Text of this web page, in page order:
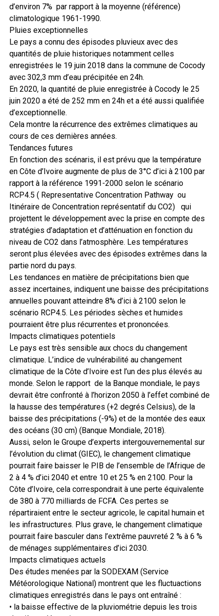
d’environ 7% par rapport à la moyenne (référence)
climatologique 1961-1990.
Pluies exceptionnelles
Le pays a connu des épisodes pluvieux avec des
quantités de pluie historiques notamment celles
enregistrées le 19 juin 2018 dans la commune de Cocody
avec 302,3 mm d’eau précipitée en 24h.
En 2020, la quantité de pluie enregistrée à Cocody le 25
juin 2020 a été de 252 mm en 24h et a été aussi qualifiée
d’exceptionnelle.
Cela montre la récurrence des extrêmes climatiques au
cours de ces dernières années.
Tendances futures
En fonction des scénaris, il est prévu que la température
en Côte d’Ivoire augmente de plus de 3°C d’ici à 2100 par
rapport à la référence 1991-2000 selon le scénario
RCP4.5 ( Representative Concentration Pathway ou
Itinéraire de Concentration représentatif du CO2) qui
projettent le développement avec la prise en compte des
stratégies d’adaptation et d’atténuation en fonction du
niveau de CO2 dans l’atmosphère. Les températures
seront plus élevées avec des épisodes extrêmes dans la
partie nord du pays.
Les tendances en matière de précipitations bien que
assez incertaines, indiquent une baisse des précipitations
annuelles pouvant atteindre 8% d’ici à 2100 selon le
scénario RCP4.5. Les périodes sèches et humides
pourraient être plus récurrentes et prononcées.
Impacts climatiques potentiels
Le pays est très sensible aux chocs du changement
climatique. L’indice de vulnérabilité au changement
climatique de la Côte d’Ivoire est l’un des plus élevés au
monde. Selon le rapport de la Banque mondiale, le pays
devrait être confronté à l’horizon 2050 à l’effet combiné de
la hausse des températures (+2 degrés Celsius), de la
baisse des précipitations (-9%) et de la montée des eaux
des océans (30 cm) (Banque Mondiale, 2018).
Aussi, selon le Groupe d’experts intergouvernemental sur
l’évolution du climat (GIEC), le changement climatique
pourrait faire baisser le PIB de l’ensemble de l’Afrique de
2 à 4 % d’ici 2040 et entre 10 et 25 % en 2100. Pour la
Côte d’Ivoire, cela correspondrait à une perte équivalente
de 380 à 770 milliards de FCFA. Ces pertes se
répartiraient entre le secteur agricole, le capital humain et
les infrastructures. Plus grave, le changement climatique
pourrait faire basculer dans l’extrême pauvreté 2 % à 6 %
de ménages supplémentaires d’ici 2030.
Impacts climatiques actuels
Des études menées par la SODEXAM (Service
Météorologique National) montrent que les fluctuactions
climatiques enregistrés dans le pays ont entraîné :
• la baisse effective de la pluviométrie depuis les trois